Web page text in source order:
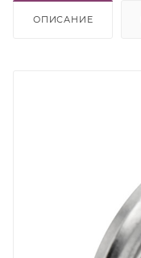
ОПИСАНИЕ